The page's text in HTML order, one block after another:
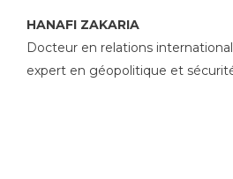
HANAFI ZAKARIA
Docteur en relations
expert en géopolitique et